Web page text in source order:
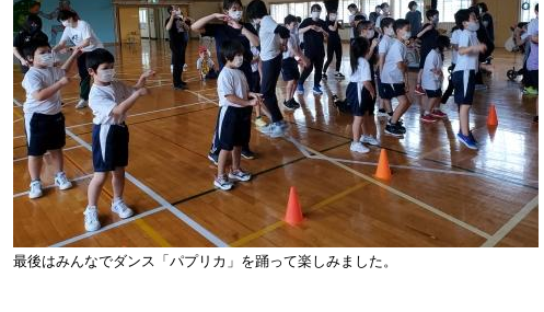
最後はみんなでダンス「パプリカ」を踊って楽しみました。